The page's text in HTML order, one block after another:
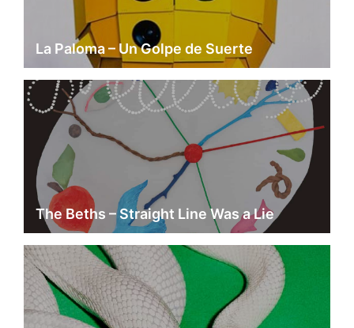
La Paloma – Un Golpe de Suerte
The Beths – Straight Line Was a Lie